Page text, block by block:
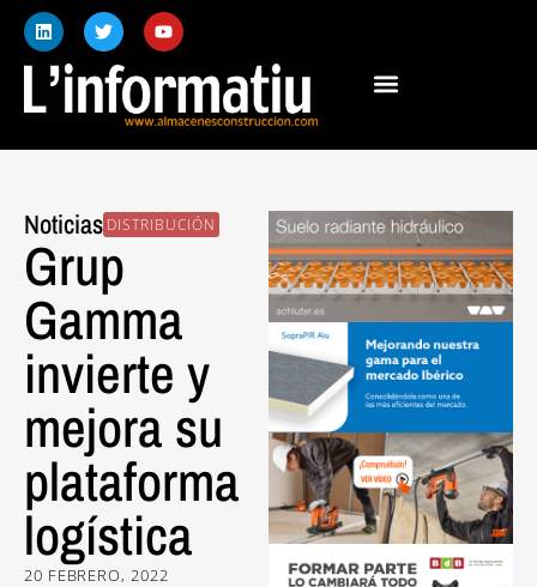
Noticias DISTRIBUCIÓN
Grup
Gamma
invierte y
mejora su
plataforma
logística
20 FEBRERO, 2022